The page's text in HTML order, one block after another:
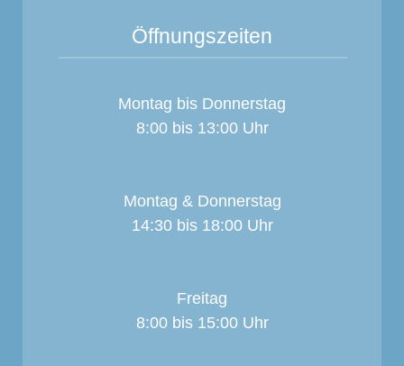
Öffnungszeiten
Montag bis Donnerstag
8:00 bis 13:00 Uhr
Montag & Donnerstag
14:30 bis 18:00 Uhr
Freitag
8:00 bis 15:00 Uhr